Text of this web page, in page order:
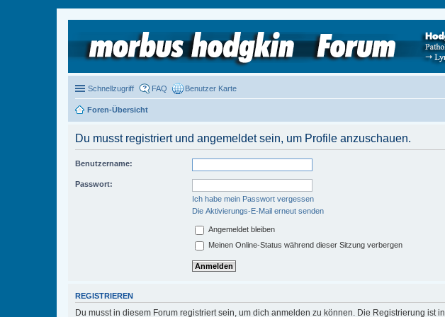
Schnellzugriff FAQ Benutzer Karte
Foren-Übersicht
Du musst registriert und angemeldet sein, um Profile anzuschauen.
Benutzername:
Passwort:
Ich habe mein Passwort vergessen
Die Aktivierungs-E-Mail erneut senden
Angemeldet bleiben
Meinen Online-Status während dieser Sitzung verbergen
REGISTRIEREN
Du musst in diesem Forum registriert sein, um dich anmelden zu können. Die Registrierung